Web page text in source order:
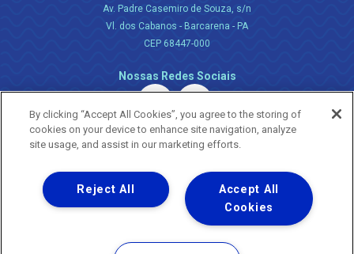
Av. Padre Casemiro de Souza, s/n
Vl. dos Cabanos - Barcarena - PA
CEP 68447-000
Nossas Redes Sociais
Uma empresa
Copyright ® 2026 - Todos os Direitos Reservados.
Nossa natureza movimenta a vida
By clicking “Accept All Cookies”, you agree to the storing of
cookies on your device to enhance site navigation, analyze
site usage, and assist in our marketing efforts.
Accept All
Cookies
Reject All